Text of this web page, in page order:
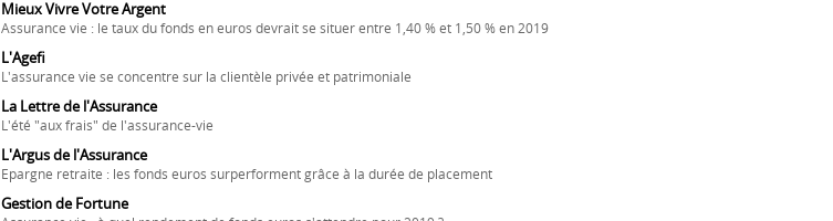
Mieux Vivre Votre Argent
Assurance vie : le taux du fonds en euros devrait se situer entre 1,40 % et 1,50 % en 2019
L'Agefi
L'assurance vie se concentre sur la clientèle privée et patrimoniale
La Lettre de l'Assurance
L'été "aux frais" de l'assurance-vie
L'Argus de l'Assurance
Epargne retraite : les fonds euros surperforment grâce à la durée de placement
Gestion de Fortune